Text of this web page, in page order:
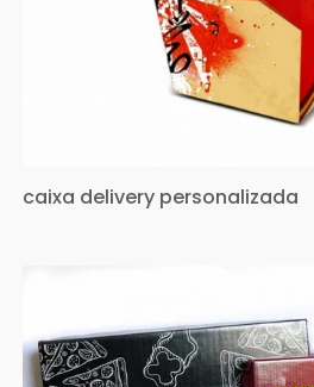
caixa delivery personalizada